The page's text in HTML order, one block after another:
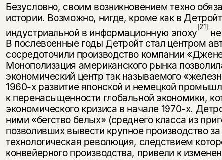
Безусловно, своим возникновением техно
истории. Возможно, нигде, кроме как в
индустриальной в информационную эпоху[21]не
В послевоенные годы Детройт стал центром
сосредоточили производство компании
Монополизация американского рынка
экономический центр так называемого
1960-х развитие японской и немецкой
к перенасыщенности глобальной экономики,
экономического кризиса в начале 1970-х.
ними «бегство белых» (среднего класса из
позволивших вывести крупное производство
технологическая революция, следствием
конвейерного производства, привели к